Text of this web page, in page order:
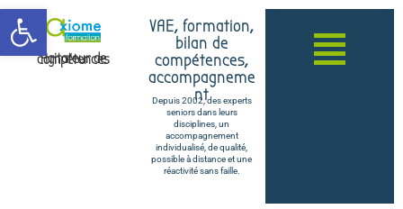
Ouvrir la barre d’outils
Agitateur de compétences
VAE, formation,
bilan de
compétences,
accompagneme
nt
Depuis 2002, des experts
seniors dans leurs
disciplines, un
accompagnement
individualisé, de qualité,
possible à distance et une
réactivité sans faille.